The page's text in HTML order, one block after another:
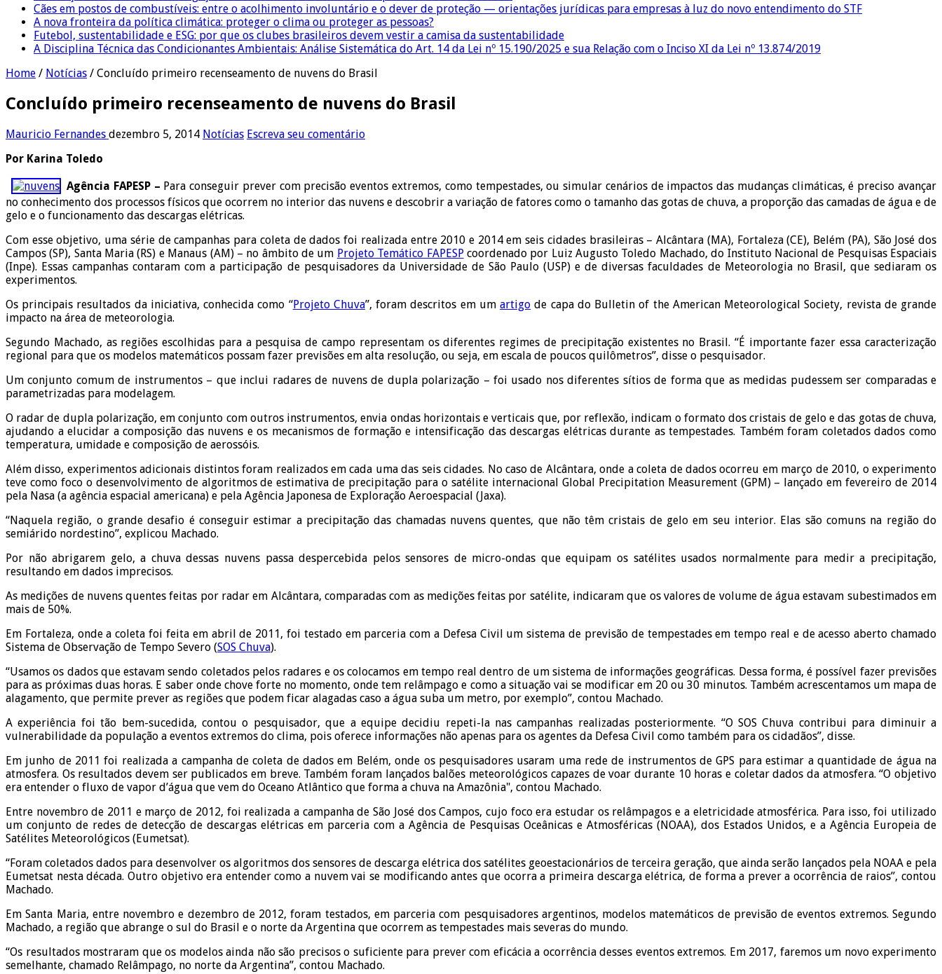
Cães em postos de combustíveis: entre o acolhimento involuntário e o dever de proteção — orientações jurídicas para empresas à luz do novo entendimento do STF
A nova fronteira da política climática: proteger o clima ou proteger as pessoas?
Futebol, sustentabilidade e ESG: por que os clubes brasileiros devem vestir a camisa da sustentabilidade
A Disciplina Técnica das Condicionantes Ambientais: Análise Sistemática do Art. 14 da Lei nº 15.190/2025 e sua Relação com o Inciso XI da Lei nº 13.874/2019
Home / Notícias / Concluído primeiro recenseamento de nuvens do Brasil
Concluído primeiro recenseamento de nuvens do Brasil
Mauricio Fernandes dezembro 5, 2014 Notícias Escreva seu comentário
Por Karina Toledo
Agência FAPESP – Para conseguir prever com precisão eventos extremos, como tempestades, ou simular cenários de impactos das mudanças climáticas, é preciso avançar
no conhecimento dos processos físicos que ocorrem no interior das nuvens e descobrir a variação de fatores como o tamanho das gotas de chuva, a proporção das camadas de água e de
gelo e o funcionamento das descargas elétricas.
Com esse objetivo, uma série de campanhas para coleta de dados foi realizada entre 2010 e 2014 em seis cidades brasileiras – Alcântara (MA), Fortaleza (CE), Belém (PA), São José dos
Campos (SP), Santa Maria (RS) e Manaus (AM) – no âmbito de um Projeto Temático FAPESPcoordenado por Luiz Augusto Toledo Machado, do Instituto Nacional de Pesquisas Espaciais
(Inpe). Essas campanhas contaram com a participação de pesquisadores da Universidade de São Paulo (USP) e de diversas faculdades de Meteorologia no Brasil, que sediaram os
experimentos.
Os principais resultados da iniciativa, conhecida como “Projeto Chuva”, foram descritos em umartigo de capa do Bulletin of the American Meteorological Society, revista de grande
impacto na área de meteorologia.
Segundo Machado, as regiões escolhidas para a pesquisa de campo representam os diferentes regimes de precipitação existentes no Brasil. “É importante fazer essa caracterização
regional para que os modelos matemáticos possam fazer previsões em alta resolução, ou seja, em escala de poucos quilômetros”, disse o pesquisador.
Um conjunto comum de instrumentos – que inclui radares de nuvens de dupla polarização – foi usado nos diferentes sítios de forma que as medidas pudessem ser comparadas e
parametrizadas para modelagem.
O radar de dupla polarização, em conjunto com outros instrumentos, envia ondas horizontais e verticais que, por reflexão, indicam o formato dos cristais de gelo e das gotas de chuva,
ajudando a elucidar a composição das nuvens e os mecanismos de formação e intensificação das descargas elétricas durante as tempestades. Também foram coletados dados como
temperatura, umidade e composição de aerossóis.
Além disso, experimentos adicionais distintos foram realizados em cada uma das seis cidades. No caso de Alcântara, onde a coleta de dados ocorreu em março de 2010, o experimento
teve como foco o desenvolvimento de algoritmos de estimativa de precipitação para o satélite internacional Global Precipitation Measurement (GPM) – lançado em fevereiro de 2014
pela Nasa (a agência espacial americana) e pela Agência Japonesa de Exploração Aeroespacial (Jaxa).
“Naquela região, o grande desafio é conseguir estimar a precipitação das chamadas nuvens quentes, que não têm cristais de gelo em seu interior. Elas são comuns na região do
semiárido nordestino”, explicou Machado.
Por não abrigarem gelo, a chuva dessas nuvens passa despercebida pelos sensores de micro-ondas que equipam os satélites usados normalmente para medir a precipitação,
resultando em dados imprecisos.
As medições de nuvens quentes feitas por radar em Alcântara, comparadas com as medições feitas por satélite, indicaram que os valores de volume de água estavam subestimados em
mais de 50%.
Em Fortaleza, onde a coleta foi feita em abril de 2011, foi testado em parceria com a Defesa Civil um sistema de previsão de tempestades em tempo real e de acesso aberto chamado
Sistema de Observação de Tempo Severo (SOS Chuva).
“Usamos os dados que estavam sendo coletados pelos radares e os colocamos em tempo real dentro de um sistema de informações geográficas. Dessa forma, é possível fazer previsões
para as próximas duas horas. E saber onde chove forte no momento, onde tem relâmpago e como a situação vai se modificar em 20 ou 30 minutos. Também acrescentamos um mapa de
alagamento, que permite prever as regiões que podem ficar alagadas caso a água suba um metro, por exemplo”, contou Machado.
A experiência foi tão bem-sucedida, contou o pesquisador, que a equipe decidiu repeti-la nas campanhas realizadas posteriormente. “O SOS Chuva contribui para diminuir a
vulnerabilidade da população a eventos extremos do clima, pois oferece informações não apenas para os agentes da Defesa Civil como também para os cidadãos”, disse.
Em junho de 2011 foi realizada a campanha de coleta de dados em Belém, onde os pesquisadores usaram uma rede de instrumentos de GPS para estimar a quantidade de água na
atmosfera. Os resultados devem ser publicados em breve. Também foram lançados balões meteorológicos capazes de voar durante 10 horas e coletar dados da atmosfera. “O objetivo
era entender o fluxo de vapor d’água que vem do Oceano Atlântico que forma a chuva na Amazônia", contou Machado.
Entre novembro de 2011 e março de 2012, foi realizada a campanha de São José dos Campos, cujo foco era estudar os relâmpagos e a eletricidade atmosférica. Para isso, foi utilizado
um conjunto de redes de detecção de descargas elétricas em parceria com a Agência de Pesquisas Oceânicas e Atmosféricas (NOAA), dos Estados Unidos, e a Agência Europeia de
Satélites Meteorológicos (Eumetsat).
“Foram coletados dados para desenvolver os algoritmos dos sensores de descarga elétrica dos satélites geoestacionários de terceira geração, que ainda serão lançados pela NOAA e pela
Eumetsat nesta década. Outro objetivo era entender como a nuvem vai se modificando antes que ocorra a primeira descarga elétrica, de forma a prever a ocorrência de raios”, contou
Machado.
Em Santa Maria, entre novembro e dezembro de 2012, foram testados, em parceria com pesquisadores argentinos, modelos matemáticos de previsão de eventos extremos. Segundo
Machado, a região que abrange o sul do Brasil e o norte da Argentina que ocorrem as tempestades mais severas do mundo.
“Os resultados mostraram que os modelos ainda não são precisos o suficiente para prever com eficácia a ocorrência desses eventos extremos. Em 2017, faremos um novo experimento
semelhante, chamado Relâmpago, no norte da Argentina”, contou Machado.